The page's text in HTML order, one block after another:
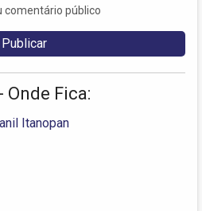
comentário público
Onde Fica:
Itanopan